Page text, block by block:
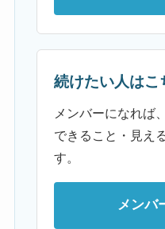
続けたい人はこ
メンバーになれば
できること・見え
す。
メンバ